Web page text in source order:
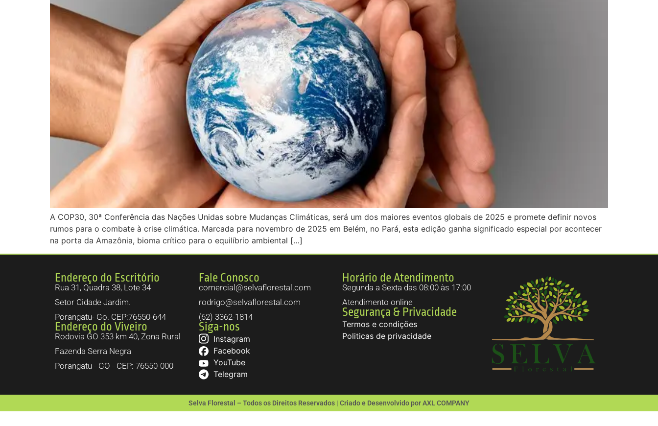
A COP30, 30ª Conferência das Nações Unidas sobre Mudanças Climáticas, será um dos maiores eventos globais de 2025 e promete definir novos
rumos para o combate à crise climática. Marcada para novembro de 2025 em Belém, no Pará, esta edição ganha significado especial por acontecer
na porta da Amazônia, bioma crítico para o equilíbrio ambiental […]
Endereço do Escritório
Rua 31, Quadra 38, Lote 34
Setor Cidade Jardim.
Porangatu- Go. CEP:76550-644
Endereço do Viveiro
Rodovia GO 353 km 40, Zona Rural
Fazenda Serra Negra
Porangatu - GO - CEP: 76550-000
Fale Conosco
comercial@selvaflorestal.com
rodrigo@selvaflorestal.com
(62) 3362-1814
Siga-nos
Instagram
Facebook
YouTube
Telegram
Horário de Atendimento
Segunda a Sexta das 08:00 às 17:00
Atendimento online
Segurança & Privacidade
Termos e condições
Politicas de privacidade
Selva Florestal – Todos os Direitos Reservados | Criado e Desenvolvido por AXL COMPANY